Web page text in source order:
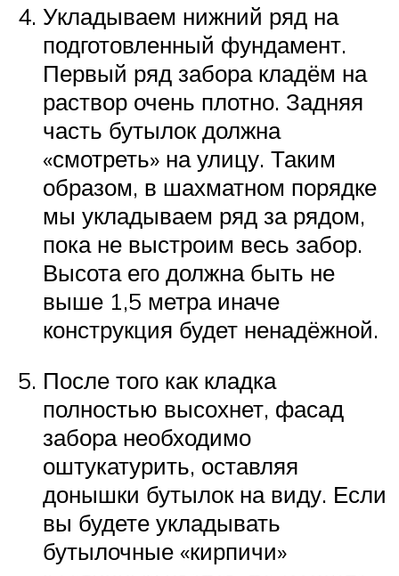
Укладываем нижний ряд на
подготовленный фундамент.
Первый ряд забора кладём на
раствор очень плотно. Задняя
часть бутылок должна
«смотреть» на улицу. Таким
образом, в шахматном порядке
мы укладываем ряд за рядом,
пока не выстроим весь забор.
Высота его должна быть не
выше 1,5 метра иначе
конструкция будет ненадёжной.
После того как кладка
полностью высохнет, фасад
забора необходимо
оштукатурить, оставляя
донышки бутылок на виду. Если
вы будете укладывать
бутылочные «кирпичи»